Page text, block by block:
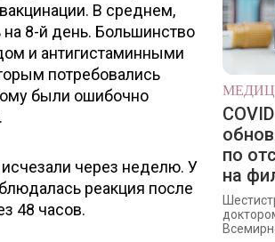
по
на
В среднем,
8-й день. Большинство
и антигистаминными
потребовались
были ошибочно
через неделю. У
реакция после
48 часов.